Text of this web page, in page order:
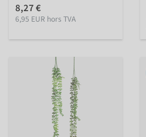
8,27 €
6,95 EUR hors TVA